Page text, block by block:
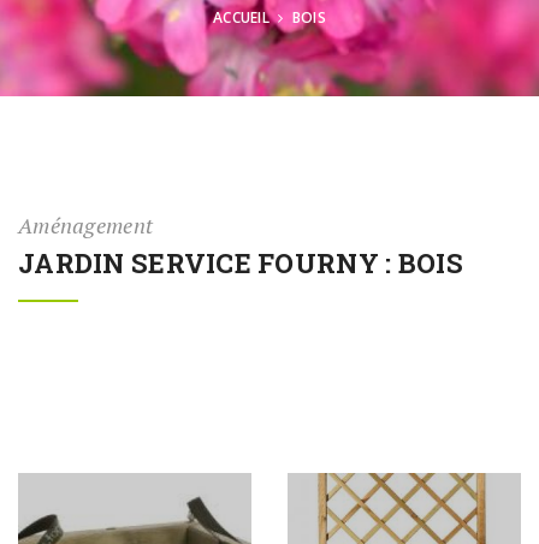
ACCUEIL BOIS
Aménagement
JARDIN SERVICE FOURNY : BOIS